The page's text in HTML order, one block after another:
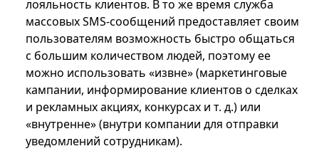
лояльность клиентов. В то же время служба
массовых SMS-сообщений предоставляет своим
пользователям возможность быстро общаться
с большим количеством людей, поэтому ее
можно использовать «извне» (маркетинговые
кампании, информирование клиентов о сделках
и рекламных акциях, конкурсах и т. д.) или
«внутренне» (внутри компании для отправки
уведомлений сотрудникам).